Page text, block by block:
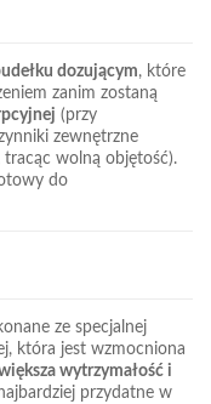
dozującym, które
zanim zostaną
(przy
zewnętrzne
tracąc wolną objętość).
do
ze specjalnej
która jest wzmocniona
wytrzymałość i
przydatne w